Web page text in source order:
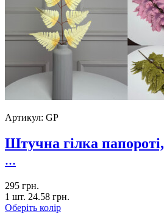
Артикул: GP
Штучна гілка
...
295 грн.
1 шт. 24.58 грн.
Оберіть колір